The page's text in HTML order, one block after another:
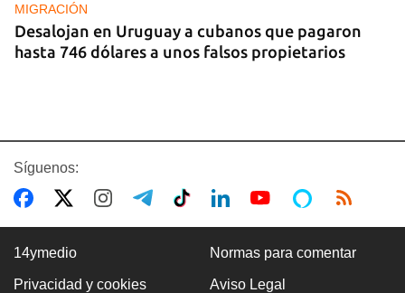
MIGRACIÓN
Desalojan en Uruguay a cubanos que pagaron
hasta 746 dólares a unos falsos propietarios
Síguenos:
14ymedio Normas para comentar
Privacidad y cookies Aviso Legal